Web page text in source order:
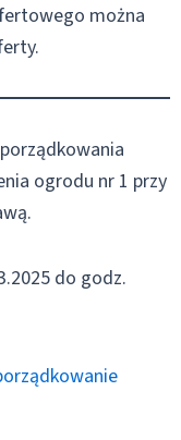
można
ogrodu nr 1 przy
do godz.